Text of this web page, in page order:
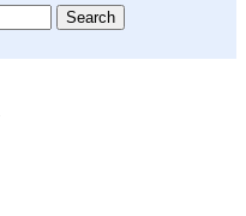
Search